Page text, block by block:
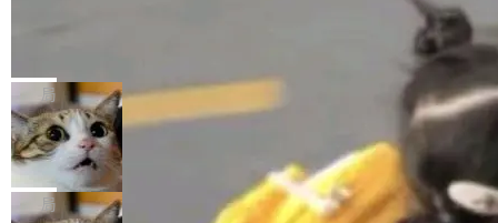
“启蒙老师”。 而今年，恰好是雷霄骅离世十周
年。FFmpeg 社区最终选择用一个大版本的名
字，留下了这份纪念。 雷霄骅曾是中国传媒大学
数字电视技术方向的博士生，长期从事视频、音
频技...
编写程序，目标是完成电商平台作者信息与商品
列表的数据匹配 —— 一项常规的数据处理任
务，最终却产生了 180 万美元的账单，实际支出
超出原定预算 860%。 更令人意外的是，该项目
最终并未成功落地，而高额算力消耗持续运行长
e CEO Clément Delangue 在 CNBC 的采访里
没有拐弯抹角。他说中国正在赢得 AI 竞赛，而
且按目前的速度，中国 AI 工具预计在今年底或
2027 年就能追上美国前沿实验室的水平。 Dela
ngue 把原因归结为一件事：开放协作。中国的
局
当 AI agent 把源码变成了最好的扩展系
统，开发者工具必须开源
五年前，David Crawshaw 问过很多软件工程师
一个问题：你写过什么给自己用的程序？答案几
局